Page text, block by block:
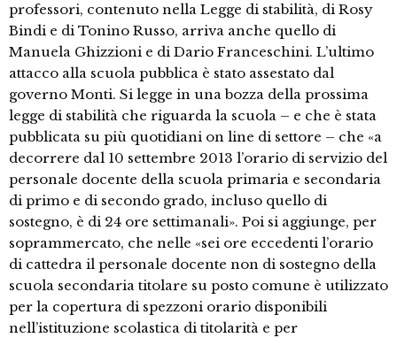
professori, contenuto nella Legge di stabilità, di Rosy
Bindi e di Tonino Russo, arriva anche quello di
Manuela Ghizzioni e di Dario Franceschini. L’ultimo
attacco alla scuola pubblica è stato assestato dal
governo Monti. Si legge in una bozza della prossima
legge di stabilità che riguarda la scuola – e che è stata
pubblicata su più quotidiani on line di settore – che «a
decorrere dal 10 settembre 2013 l’orario di servizio del
personale docente della scuola primaria e secondaria
di primo e di secondo grado, incluso quello di
sostegno, è di 24 ore settimanali». Poi si aggiunge, per
soprammercato, che nelle «sei ore eccedenti l’orario
di cattedra il personale docente non di sostegno della
scuola secondaria titolare su posto comune è utilizzato
per la copertura di spezzoni orario disponibili
nell’istituzione scolastica di titolarità e per